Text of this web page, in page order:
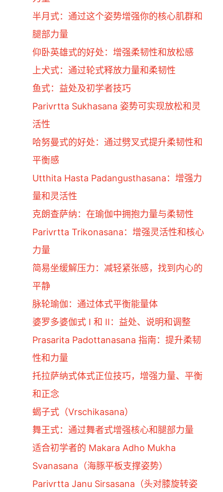
半月式：通过这个姿势增强你的核心肌群和
腿部力量
仰卧英雄式的好处：增强柔韧性和放松感
上犬式：通过轮式释放力量和柔韧性
鱼式：益处及初学者技巧
Parivrtta Sukhasana 姿势可实现放松和灵
活性
哈努曼式的好处：通过劈叉式提升柔韧性和
平衡感
Utthita Hasta Padangusthasana：增强力
量和灵活性
克朗查萨纳：在瑜伽中拥抱力量与柔韧性
Parivrtta Trikonasana：增强灵活性和核心
力量
简易坐缓解压力：减轻紧张感，找到内心的
平静
脉轮瑜伽：通过体式平衡能量体
婆罗多婆伽式 I 和 II：益处、说明和调整
Prasarita Padottanasana 指南：提升柔韧
性和力量
托拉萨纳式体式正位技巧，增强力量、平衡
和正念
蝎子式（Vrschikasana）
舞王式：通过舞者式增强核心和腿部力量
适合初学者的 Makara Adho Mukha
Svanasana（海豚平板支撑姿势）
Parivrtta Janu Sirsasana（头对膝旋转姿